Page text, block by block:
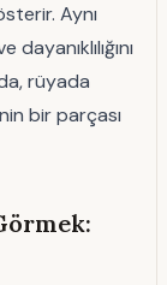
Aynı
rüyada
bir parçası